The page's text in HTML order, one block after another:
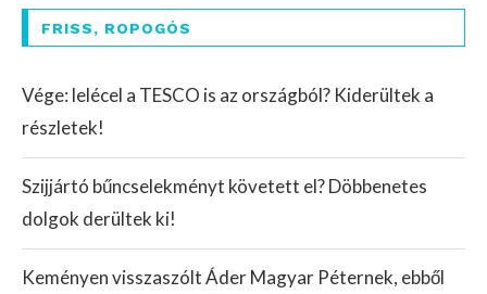
FRISS, ROPOGÓS
Vége: lelécel a TESCO is az országból? Kiderültek a
részletek!
Szijjártó bűncselekményt követett el? Döbbenetes
dolgok derültek ki!
Keményen visszaszólt Áder Magyar Péternek, ebből